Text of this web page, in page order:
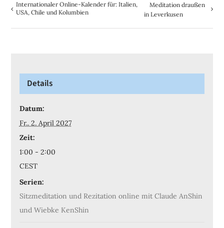
Internationaler Online-Kalender für: Italien,
USA, Chile und Kolumbien
Meditation draußen
in Leverkusen
Details
Datum:
Fr.. 2. April 2027
Zeit:
1:00 - 2:00
CEST
Serien:
Sitzmeditation und Rezitation online mit Claude AnShin
und Wiebke KenShin